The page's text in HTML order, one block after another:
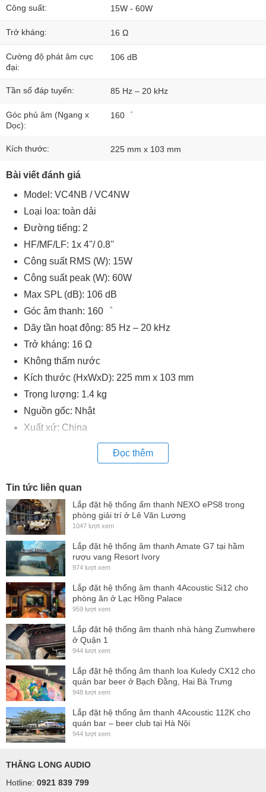
Công suất: 15W - 60W
Trở kháng: 16 Ω
Cường độ phát âm cực
đại:
106 dB
Tần số đáp tuyến: 85 Hz – 20 kHz
Góc phủ âm (Ngang x
Dọc):
160゜
Kích thước: 225 mm x 103 mm
Bài viết đánh giá
Model: VC4NB / VC4NW
Loại loa: toàn dải
Đường tiếng: 2
HF/MF/LF: 1x 4''/ 0.8''
Công suất RMS (W): 15W
Công suất peak (W): 60W
Max SPL (dB): 106 dB
Góc âm thanh: 160゜
Dãy tần hoạt động: 85 Hz – 20 kHz
Trở kháng: 16 Ω
Không thấm nước
Kích thước (HxWxD): 225 mm x 103 mm
Trọng lượng: 1.4 kg
Nguồn gốc: Nhật
Xuất xứ: China
Đọc thêm
Tin tức liên quan
Lắp đặt hệ thống ấm thanh NEXO ePS8 trong
phòng giải trí ở Lê Văn Lương
1047 lượt xem
Lắp đặt hệ thống âm thanh Amate G7 tại hầm
rượu vang Resort Ivory
974 lượt xem
Lắp đặt hệ thống âm thanh 4Acoustic Si12 cho
phòng ăn ở Lạc Hồng Palace
959 lượt xem
Lắp đặt hệ thống âm thanh nhà hàng Zumwhere
ở Quận 1
944 lượt xem
Lắp đặt hệ thống âm thanh loa Kuledy CX12 cho
quán bar beer ở Bạch Đằng, Hai Bà Trưng
948 lượt xem
Lắp đặt hệ thống âm thanh 4Acoustic 112K cho
quán bar – beer club tại Hà Nội
944 lượt xem
THĂNG LONG AUDIO
Hotline: 0921 839 799